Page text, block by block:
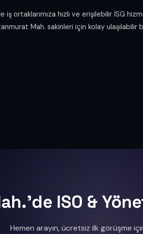
ortaklarımıza hızlı ve erişilebilir İSG
Mah. sakinleri için kolay ulaşılabilir
ISO &
Hemen arayın, ücretsiz ilk görüşme